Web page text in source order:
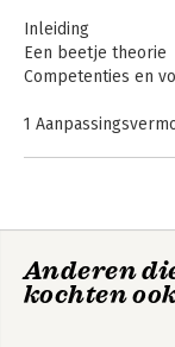
Hebbes!
Inleiding
Een beetje theorie
Competenties en
1
7 Artisticiteit
8 Assertiviteit
Anderen
kochten